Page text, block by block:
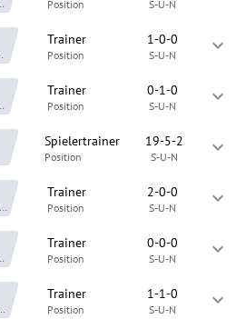
Position S-U-N
Trainer
Position
1-0-0
S-U-N
Trainer
Position
0-1-0
S-U-N
Spielertrainer
Position
19-5-2
S-U-N
Trainer
Position
2-0-0
S-U-N
Trainer
Position
0-0-0
S-U-N
Trainer
Position
1-1-0
S-U-N